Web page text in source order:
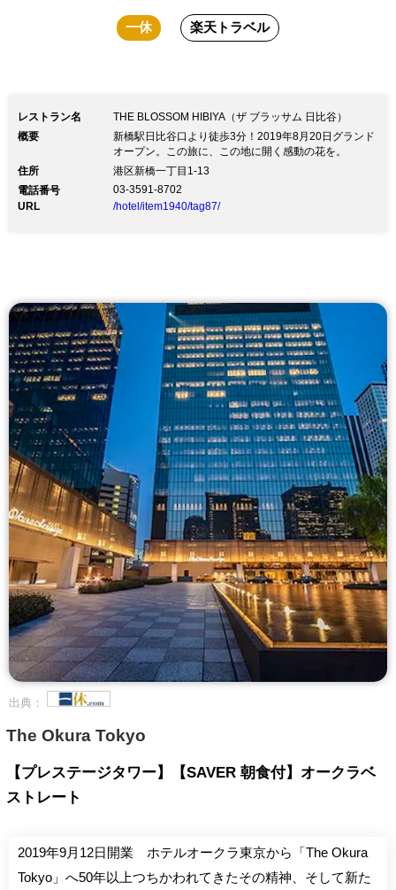
一休 楽天トラベル
レストラン名
THE BLOSSOM HIBIYA（ザ ブラッサム 日比谷）
概要
新橋駅日比谷口より徒歩3分！2019年8月20日グランド
オープン。この旅に、この地に開く感動の花を。
住所
港区新橋一丁目1-13
電話番号
03-3591-8702
URL
/hotel/item1940/tag87/
出典：
The Okura Tokyo
【プレステージタワー】【SAVER 朝食付】オークラベ
ストレート
2019年9月12日開業 ホテルオークラ東京から「The Okura
Tokyo」へ50年以上つちかわれてきたその精神、そして新た